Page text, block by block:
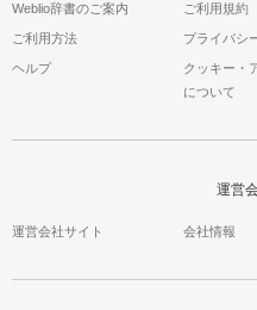
Weblio辞書のご案内 ご利用規約
ご利用方法 プライバシ
ヘルプ
クッキー・
について
運営
運営会社サイト 会社情報